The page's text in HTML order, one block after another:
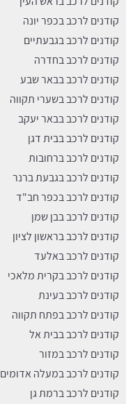
קודנים לרכב בכפר יונה
קודנים לרכב בגבעתיים
קודנים לרכב בחדרה
קודנים לרכב בבאר שבע
קודנים לרכב בשערי תקווה
קודנים לרכב בבאר יעקב
קודנים לרכב בבית דגן
קודנים לרכב ברחובות
קודנים לרכב בגבעת ברנר
קודנים לרכב בכפר חב"ד
קודנים לרכב בבן שמן
קודנים לרכב בראשון לציון
קודנים לרכב באלעד
קודנים לרכב בקרית מלאכי
קודנים לרכב בעינת
קודנים לרכב בפתח תקווה
קודנים לרכב בבית אל
קודנים לרכב במזור
קודנים לרכב במעלה אדומים
קודנים לרכב ברמת גן